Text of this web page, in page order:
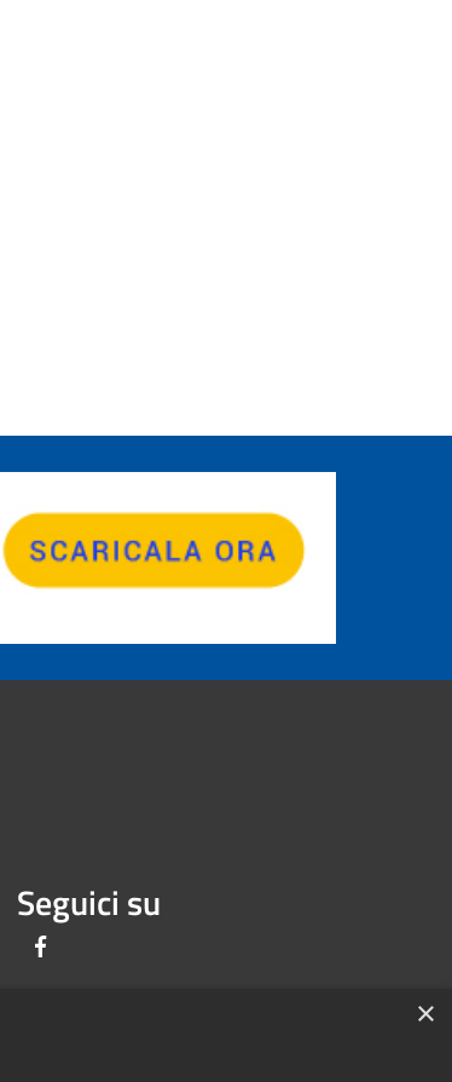
Seguici su
×